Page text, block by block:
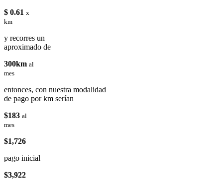
$ 0.61 x
km
y recorres un
aproximado de
300km al
mes
entonces, con nuestra modalidad
de pago por km serían
$183 al
mes
$1,726
pago inicial
$3,922